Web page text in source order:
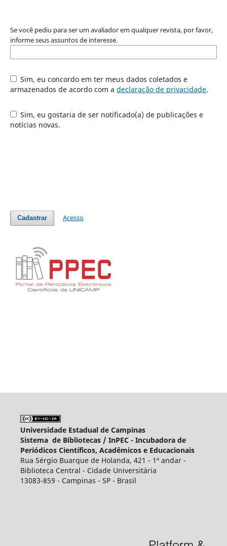
Se você pediu para ser um avaliador em qualquer revista, por favor,
informe seus assuntos de interesse.
Sim, eu concordo em ter meus dados coletados e
armazenados de acordo com a declaração de privacidade.
Sim, eu gostaria de ser notificado(a) de publicações e
notícias novas.
Cadastrar Acesso
Universidade Estadual de Campinas
Sistema de Bibliotecas / InPEC - Incubadora de
Periódicos Científicos, Acadêmicos e Educacionais
Rua Sérgio Buarque de Holanda, 421 - 1º andar -
Biblioteca Central - Cidade Universitária
13083-859 - Campinas - SP - Brasil